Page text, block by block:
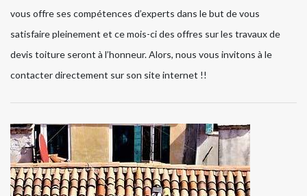
vous offre ses compétences d’experts dans le but de vous
satisfaire pleinement et ce mois-ci des offres sur les travaux de
devis toiture seront à l’honneur. Alors, nous vous invitons à le
contacter directement sur son site internet !!